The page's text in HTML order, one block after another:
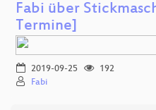
Fabi über
Termine]
2019-09-25
192
Fabi